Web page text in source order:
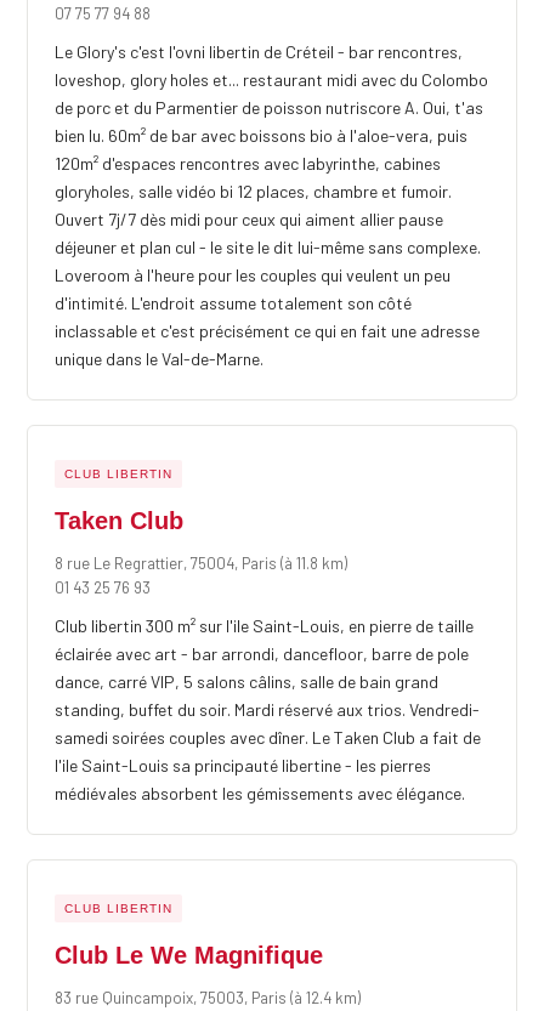
07 75 77 94 88
Le Glory's c'est l'ovni libertin de Créteil - bar rencontres,
loveshop, glory holes et... restaurant midi avec du Colombo
de porc et du Parmentier de poisson nutriscore A. Oui, t'as
bien lu. 60m² de bar avec boissons bio à l'aloe-vera, puis
120m² d'espaces rencontres avec labyrinthe, cabines
gloryholes, salle vidéo bi 12 places, chambre et fumoir.
Ouvert 7j/7 dès midi pour ceux qui aiment allier pause
déjeuner et plan cul - le site le dit lui-même sans complexe.
Loveroom à l'heure pour les couples qui veulent un peu
d'intimité. L'endroit assume totalement son côté
inclassable et c'est précisément ce qui en fait une adresse
unique dans le Val-de-Marne.
CLUB LIBERTIN
Taken Club
8 rue Le Regrattier, 75004, Paris(à 11.8 km)
01 43 25 76 93
Club libertin 300 m² sur l'ile Saint-Louis, en pierre de taille
éclairée avec art - bar arrondi, dancefloor, barre de pole
dance, carré VIP, 5 salons câlins, salle de bain grand
standing, buffet du soir. Mardi réservé aux trios. Vendredi-
samedi soirées couples avec dîner. Le Taken Club a fait de
l'ile Saint-Louis sa principauté libertine - les pierres
médiévales absorbent les gémissements avec élégance.
CLUB LIBERTIN
Club Le We Magnifique
83 rue Quincampoix, 75003, Paris(à 12.4 km)